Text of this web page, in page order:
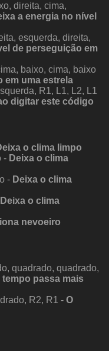
direita, cima,
a energia no nível
esquerda, direita,
de perseguição em
baixo, cima, baixo
em uma estrela
R1, L1, L2, L1
digitar este código
o clima limpo
- Deixa o clima
- Deixa o clima
Deixa o clima
nevoeiro
quadrado, quadrado,
tempo passa mais
R2, R1 - O